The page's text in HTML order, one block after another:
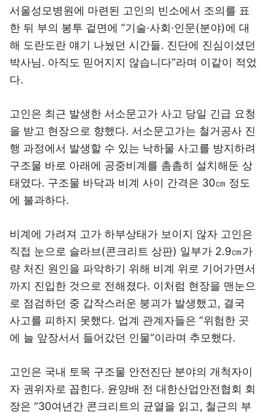
서울성모병원에 마련된 고인의 빈소에서 조의를 표
한 뒤 부의 봉투 겉면에 “기술·사회·인문(분야)에 대
해 도란도란 얘기 나눴던 시간들. 진단에 진심이셨던
박사님. 아직도 믿어지지 않습니다”라며 이같이 적었
다.
고인은 최근 발생한 서소문고가 사고 당일 긴급 요청
을 받고 현장으로 향했다. 서소문고가는 철거공사 진
행 과정에서 발생할 수 있는 낙하물 사고를 방지하려
구조물 바로 아래에 공중비계를 촘촘히 설치해둔 상
태였다. 구조물 바닥과 비계 사이 간격은 30㎝ 정도
에 불과하다.
비계에 가려져 고가 하부상태가 보이지 않자 고인은
직접 눈으로 슬라브(콘크리트 상판) 일부가 2.9㎝가
량 처진 원인을 파악하기 위해 비계 위로 기어가면서
까지 진입한 것으로 전해졌다. 이처럼 현장을 맨눈으
로 점검하던 중 갑작스러운 붕괴가 발생했고, 결국
사고를 피하지 못했다. 업계 관계자들은 “위험한 곳
에 늘 앞장서서 들어갔던 인물”이라며 추모했다.
고인은 국내 토목 구조물 안전진단 분야의 개척자이
자 권위자로 꼽힌다. 윤양배 전 대한산업안전협회 회
장은 “30여년간 콘크리트의 균열을 읽고, 철근의 부